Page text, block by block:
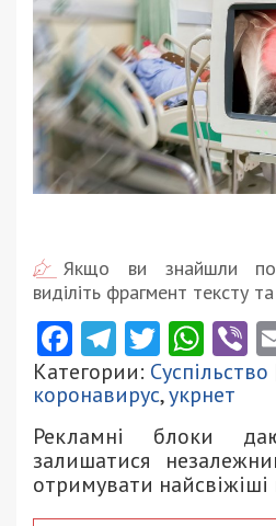
Якщо ви знайшли
виділіть фрагмент тексту
Facebook
Telegram
Twitter
Категории: Суспільство
коронавирус,укрнет
Рекламні блоки
залишатися
отримувати